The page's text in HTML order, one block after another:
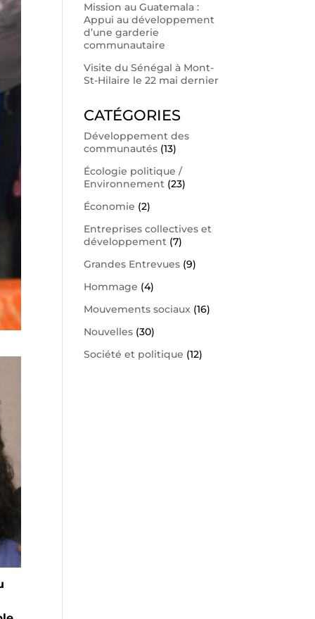
Mission au Guatemala :
Appui au développement
d’une garderie
communautaire
Visite du Sénégal à Mont-
St-Hilaire le 22 mai dernier
CATÉGORIES
Développement des
communautés (13)
Écologie politique /
Environnement (23)
Économie (2)
Entreprises collectives et
développement (7)
Grandes Entrevues (9)
Hommage (4)
Mouvements sociaux (16)
Nouvelles (30)
Société et politique (12)